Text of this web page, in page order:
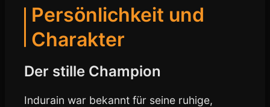
Persönlichkeit und
Charakter
Der stille Champion
Indurain war bekannt für seine ruhige,